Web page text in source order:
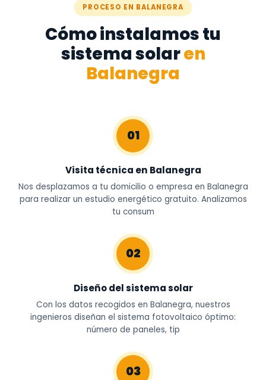
PROCESO EN BALANEGRA
Cómo instalamos tu
sistema solaren
Balanegra
01
Visita técnica en Balanegra
Nos desplazamos a tu domicilio o empresa en Balanegra
para realizar un estudio energético gratuito. Analizamos
tu consum
02
Diseño del sistema solar
Con los datos recogidos en Balanegra, nuestros
ingenieros diseñan el sistema fotovoltaico óptimo:
número de paneles, tip
03